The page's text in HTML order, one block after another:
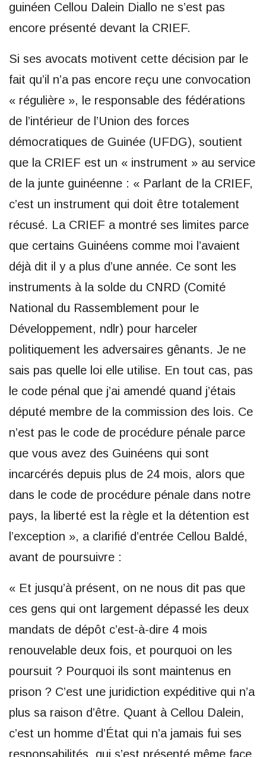
guinéen Cellou Dalein Diallo ne s’est pas
encore présenté devant la CRIEF.
Si ses avocats motivent cette décision par le
fait qu’il n’a pas encore reçu une convocation
« régulière », le responsable des fédérations
de l’intérieur de l’Union des forces
démocratiques de Guinée (UFDG), soutient
que la CRIEF est un « instrument » au service
de la junte guinéenne : « Parlant de la CRIEF,
c’est un instrument qui doit être totalement
récusé. La CRIEF a montré ses limites parce
que certains Guinéens comme moi l’avaient
déjà dit il y a plus d’une année. Ce sont les
instruments à la solde du CNRD (Comité
National du Rassemblement pour le
Développement, ndlr) pour harceler
politiquement les adversaires gênants. Je ne
sais pas quelle loi elle utilise. En tout cas, pas
le code pénal que j’ai amendé quand j’étais
député membre de la commission des lois. Ce
n’est pas le code de procédure pénale parce
que vous avez des Guinéens qui sont
incarcérés depuis plus de 24 mois, alors que
dans le code de procédure pénale dans notre
pays, la liberté est la règle et la détention est
l’exception », a clarifié d’entrée Cellou Baldé,
avant de poursuivre :
« Et jusqu’à présent, on ne nous dit pas que
ces gens qui ont largement dépassé les deux
mandats de dépôt c’est-à-dire 4 mois
renouvelable deux fois, et pourquoi on les
poursuit ? Pourquoi ils sont maintenus en
prison ? C’est une juridiction expéditive qui n’a
plus sa raison d’être. Quant à Cellou Dalein,
c’est un homme d’État qui n’a jamais fui ses
responsabilités, qui s’est présenté même face